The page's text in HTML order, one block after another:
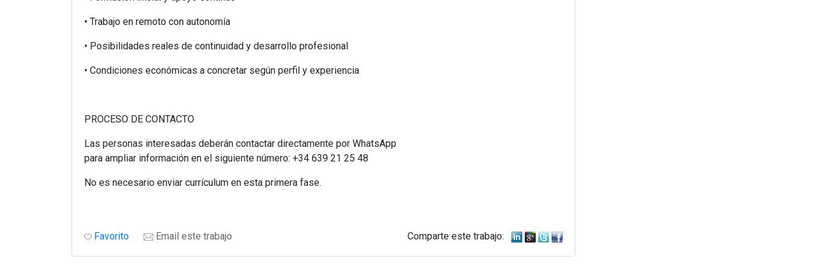
• Trabajo en remoto con autonomía
• Posibilidades reales de continuidad y desarrollo profesional
• Condiciones económicas a concretar según perfil y experiencia
PROCESO DE CONTACTO
Las personas interesadas deberán contactar directamente por WhatsApp
para ampliar información en el siguiente número: +34 639 21 25 48
No es necesario enviar currículum en esta primera fase.
Comparte este trabajo:
Favorito Email este trabajo